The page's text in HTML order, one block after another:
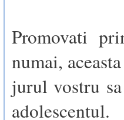
Promovati
numai,
jurul vostru